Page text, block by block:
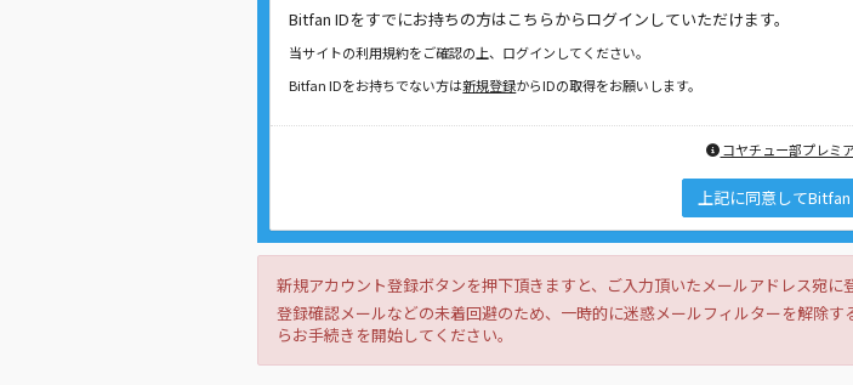
Bitfan IDをすでにお持ちの方はこちらからログインしていただけます。
当サイトの利用規約をご確認の上、ログインしてください。
Bitfan IDをお持ちでない方は新規登録からIDの取得をお願いします。
コヤチュー部プレミ
上記に同意して
新規アカウント登録ボタンを押下頂きますと、ご入力頂いたメールアドレス宛に
登録確認メールなどの未着回避のため、一時的に迷惑メールフィルターを解除
らお手続きを開始してください。